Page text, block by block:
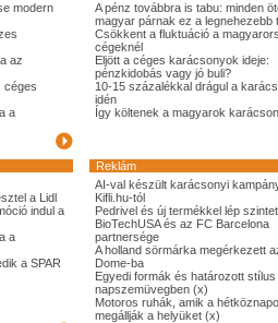
modern
az
céges
a
A pénz továbbra is tabu: minden
magyar párnak ez a legnehezebb
Csökkent a fluktuáció a
cégeknél
Eljött a céges karácsonyok ideje:
pénzkidobás vagy jó buli?
10-15 százalékkal drágul a
idén
Így költenek a magyarok
Reklám
a Lidl
indul a
a
a SPAR
AI-val készült karácsonyi
Kifli.hu-tól
Pedrivel és új termékkel lép
BioTechUSA és az FC Barcelona
partnersége
A holland sörmárka megérkezett
Dome-ba
Egyedi formák és határozott
napszemüvegben (x)
Motoros ruhák, amik a
megállják a helyüket (x)